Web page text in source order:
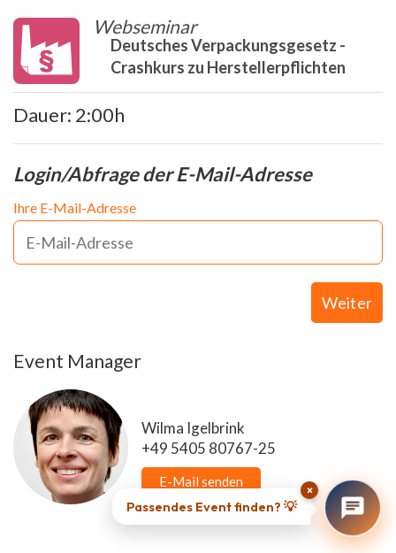
Webseminar
Deutsches Verpackungsgesetz -
Crashkurs zu Herstellerpflichten
Dauer: 2:00h
Login/Abfrage der E-Mail-Adresse
Ihre E-Mail-Adresse
Weiter
Event Manager
Wilma Igelbrink
+49 5405 80767-25
E-Mail senden
×
Passendes Event finden? 💡